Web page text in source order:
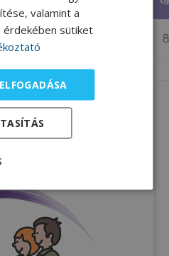
8
valamint a
sütiket